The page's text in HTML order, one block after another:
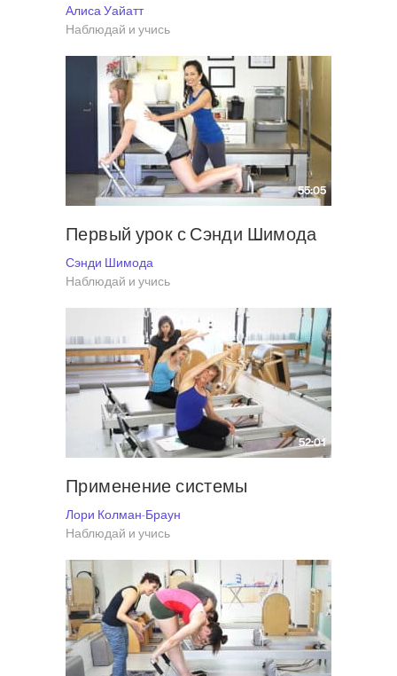
Алиса Уайатт
Наблюдай и учись
55:05
Первый урок с Сэнди Шимода
Сэнди Шимода
Наблюдай и учись
52:01
Применение системы
Лори Колман-Браун
Наблюдай и учись